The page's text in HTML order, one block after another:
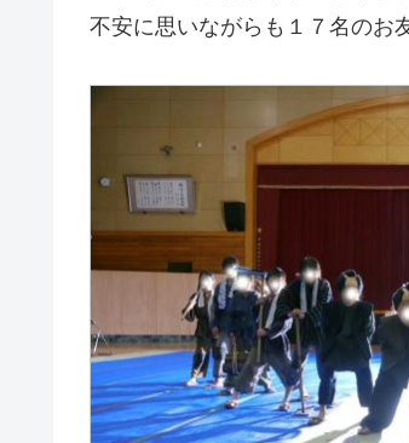
不安に思いながらも１７名のお